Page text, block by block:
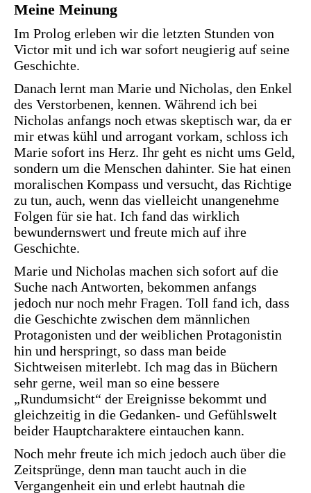
Meine Meinung
Im Prolog erleben wir die letzten Stunden von
Victor mit und ich war sofort neugierig auf seine
Geschichte.
Danach lernt man Marie und Nicholas, den Enkel
des Verstorbenen, kennen. Während ich bei
Nicholas anfangs noch etwas skeptisch war, da er
mir etwas kühl und arrogant vorkam, schloss ich
Marie sofort ins Herz. Ihr geht es nicht ums Geld,
sondern um die Menschen dahinter. Sie hat einen
moralischen Kompass und versucht, das Richtige
zu tun, auch, wenn das vielleicht unangenehme
Folgen für sie hat. Ich fand das wirklich
bewundernswert und freute mich auf ihre
Geschichte.
Marie und Nicholas machen sich sofort auf die
Suche nach Antworten, bekommen anfangs
jedoch nur noch mehr Fragen. Toll fand ich, dass
die Geschichte zwischen dem männlichen
Protagonisten und der weiblichen Protagonistin
hin und herspringt, so dass man beide
Sichtweisen miterlebt. Ich mag das in Büchern
sehr gerne, weil man so eine bessere
„Rundumsicht“ der Ereignisse bekommt und
gleichzeitig in die Gedanken- und Gefühlswelt
beider Hauptcharaktere eintauchen kann.
Noch mehr freute ich mich jedoch auch über die
Zeitsprünge, denn man taucht auch in die
Vergangenheit ein und erlebt hautnah die